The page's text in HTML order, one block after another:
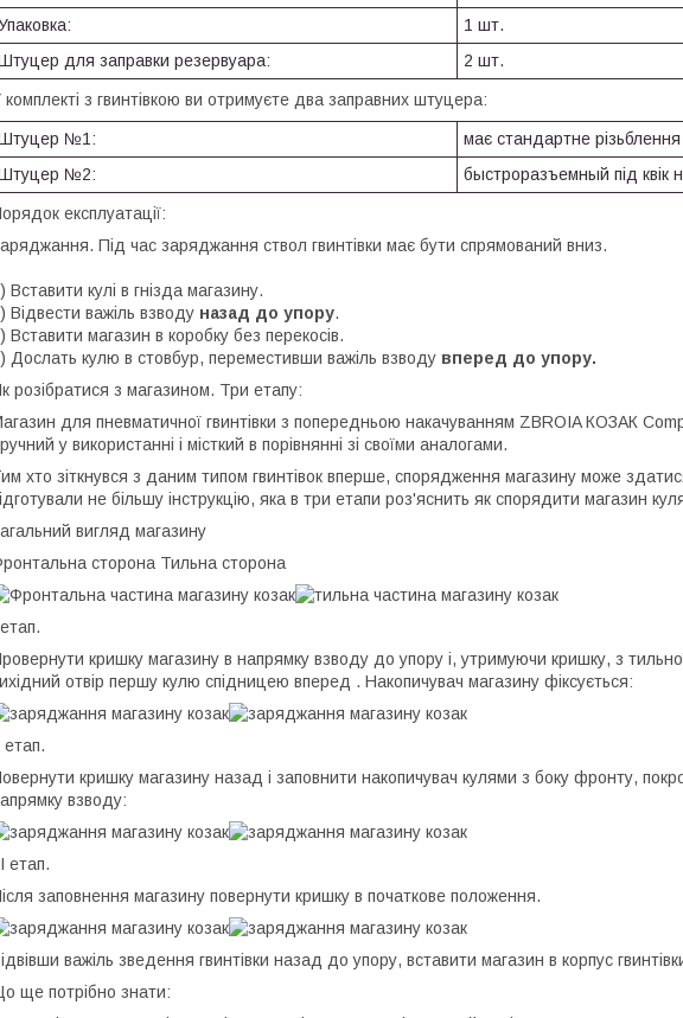
1 шт.
для заправки резервуара:
2 шт.
комплекті з гвинтівкою ви отримуєте два заправних штуцера:
№1:
має стандартне
№2:
быстроразъемный під квік
експлуатації:
Під час заряджання ствол гвинтівки має бути спрямований вниз.
Вставити кулі в гнізда магазину.
Відвести важіль взводу назад до упору.
Вставити магазин в коробку без перекосів.
Дослать кулю в стовбур, переместивши важіль взводу вперед до упору.
розібратися з магазином. Три етапу:
для пневматичної гвинтівки з попередньою накачуванням ZBROIA КОЗАК
у використанні і місткий в порівнянні зі своїми аналогами.
хто зіткнувся з даним типом гвинтівок вперше, спорядження магазину може
не більшу інструкцію, яка в три етапи роз'яснить як спорядити магазин
вигляд магазину
сторона Тильна сторона
кришку магазину в напрямку взводу до упору і, утримуючи кришку, з
отвір першу кулю спідницею вперед . Накопичувач магазину фіксується:
етап.
кришку магазину назад і заповнити накопичувач кулями з боку фронту,
взводу:
етап.
заповнення магазину повернути кришку в початкове положення.
важіль зведення гвинтівки назад до упору, вставити магазин в корпус
ще потрібно знати: